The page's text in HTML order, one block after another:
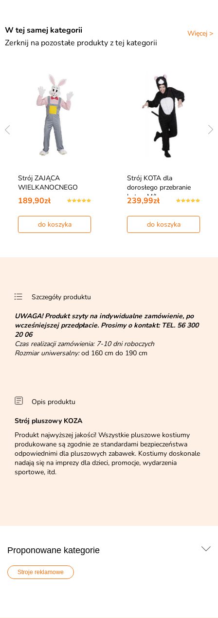
Więcej >
W tej samej kategorii
Zerknij na pozostałe produkty z tej kategorii
Strój ZAJĄCA
WIELKANOCNEGO
189,90zł
do koszyka
Strój KOTA dla
dorosłego przebranie
kota - M/L
239,99zł
do koszyka
Szczegóły produktu
UWAGA!Produkt szyty na indywidualne zamówienie, po
wcześniejszej przedpłacie. Prosimy o kontakt: TEL. 56 300
20 06
Czas realizacji zamówienia: 7-10 dni roboczych
Rozmiar uniwersalny:od 160 cm do 190 cm
Opis produktu
Strój pluszowy KOZA
Produkt najwyższej jakości! Wszystkie pluszowe kostiumy
produkowane są zgodnie ze standardami bezpieczeństwa
odpowiednimi dla pluszowych zabawek. Kostiumy doskonale
nadają się na imprezy dla dzieci, promocje, wydarzenia
sportowe, itd.
Proponowane kategorie
Stroje reklamowe